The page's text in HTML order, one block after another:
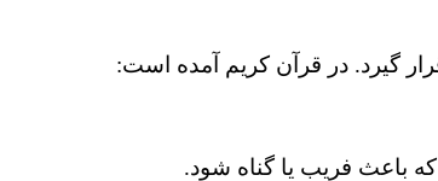
گیرد. در قرآن کریم آمده است:
که باعث فریب یا گناه شود.